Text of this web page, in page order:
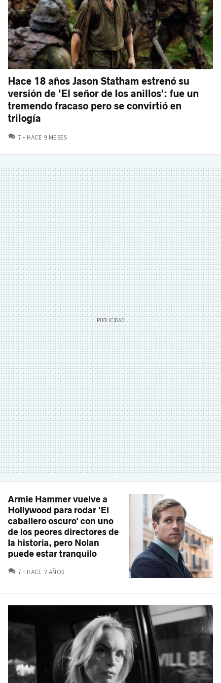
Hace 18 años Jason Statham estrenó su
versión de 'El señor de los anillos': fue un
tremendo fracaso pero se convirtió en
trilogía
7 COMENTARIOS
HACE 9 MESES
Armie Hammer vuelve a
Hollywood para rodar 'El
caballero oscuro' con uno
de los peores directores de
la historia, pero Nolan
puede estar tranquilo
7 COMENTARIOS
HACE 2 AÑOS